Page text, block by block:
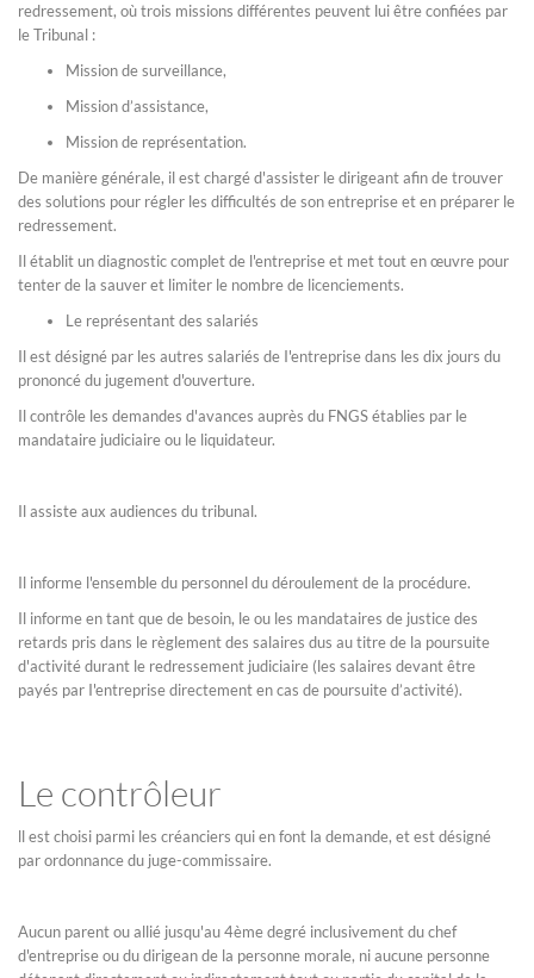
redressement, où trois missions différentes peuvent lui être confiées par
le Tribunal :
Mission de surveillance,
Mission d’assistance,
Mission de représentation.
De manière générale, il est chargé d'assister le dirigeant afin de trouver
des solutions pour régler les difficultés de son entreprise et en préparer le
redressement.
Il établit un diagnostic complet de l'entreprise et met tout en œuvre pour
tenter de la sauver et limiter le nombre de licenciements.
Le représentant des salariés
Il est désigné par les autres salariés de I'entreprise dans les dix jours du
prononcé du jugement d'ouverture.
Il contrôle les demandes d'avances auprès du FNGS établies par le
mandataire judiciaire ou le liquidateur.
Il assiste aux audiences du tribunal.
Il informe l'ensemble du personnel du déroulement de la procédure.
Il informe en tant que de besoin, le ou les mandataires de justice des
retards pris dans le règlement des salaires dus au titre de la poursuite
d'activité durant le redressement judiciaire (les salaires devant être
payés par I'entreprise directement en cas de poursuite d’activité).
Le contrôleur
ll est choisi parmi les créanciers qui en font la demande, et est désigné
par ordonnance du juge-commissaire.
Aucun parent ou allié jusqu'au 4ème degré inclusivement du chef
d'entreprise ou du dirigean de la personne morale, ni aucune personne